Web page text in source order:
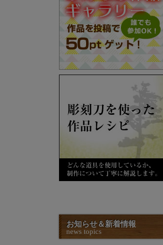
お知らせ＆新着情報
news topics